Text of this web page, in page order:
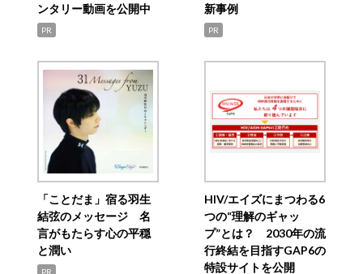
ンタリー動画を公開中
PR
新事例
PR
「ことだま」宿る羽生
結弦のメッセージ 名
言がもたらす心の平穏
と潤い
PR
HIV/エイズにまつわる6
つの“理解のギャッ
プ”とは？ 2030年の流
行終結を目指すGAP6の
特設サイトを公開